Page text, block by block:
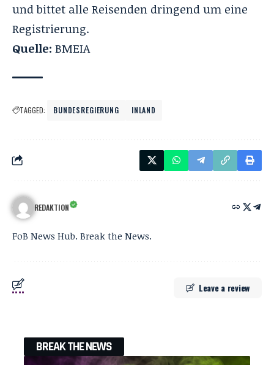
und bittet alle Reisenden dringend um eine
Registrierung.
Quelle: BMEIA
TAGGED: BUNDESREGIERUNG INLAND
REDAKTION
FoB News Hub. Break the News.
Leave a review
BREAK THE NEWS